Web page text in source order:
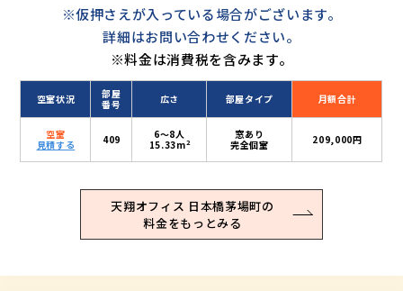
※仮押さえが入っている場合がございます。
詳細はお問い合わせください。
※料金は消費税を含みます。
空室状況
部屋
番号
広さ 部屋タイプ 月額合計
空室
見積する
409
6〜8人
15.33m2
窓あり
完全個室
209,000円
天翔オフィス 日本橋茅場町の
料金をもっとみる